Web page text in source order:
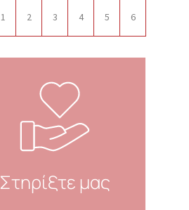
1 2 3 4 5 6
Στηρίξτε μας